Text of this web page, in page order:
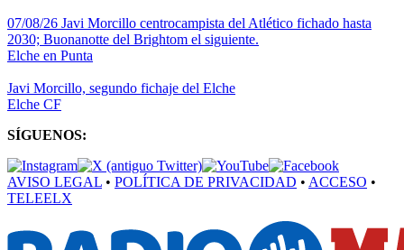
07/08/26 Javi Morcillo centrocampista del Atlético fichado hasta
2030; Buonanotte del Brightom el siguiente.
Elche en Punta
Javi Morcillo, segundo fichaje del Elche
Elche CF
SÍGUENOS:
AVISO LEGAL • POLÍTICA DE PRIVACIDAD • ACCESO •
TELEELX